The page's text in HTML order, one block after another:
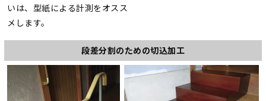
いは、型紙による計測をオスス
メします。
段差分割のための切込加工